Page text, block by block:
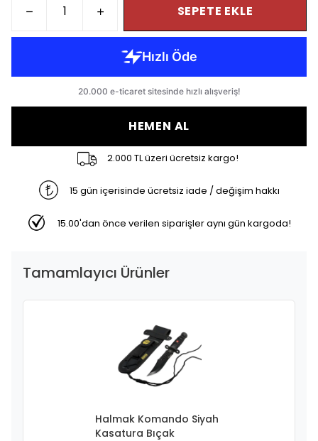
SEPETE EKLE
HEMEN AL
2.000 TL üzeri ücretsiz kargo!
15 gün içerisinde ücretsiz iade / değişim hakkı
15.00'dan önce verilen siparişler aynı gün kargoda!
Tamamlayıcı Ürünler
Halmak Komando Siyah
Kasatura Bıçak